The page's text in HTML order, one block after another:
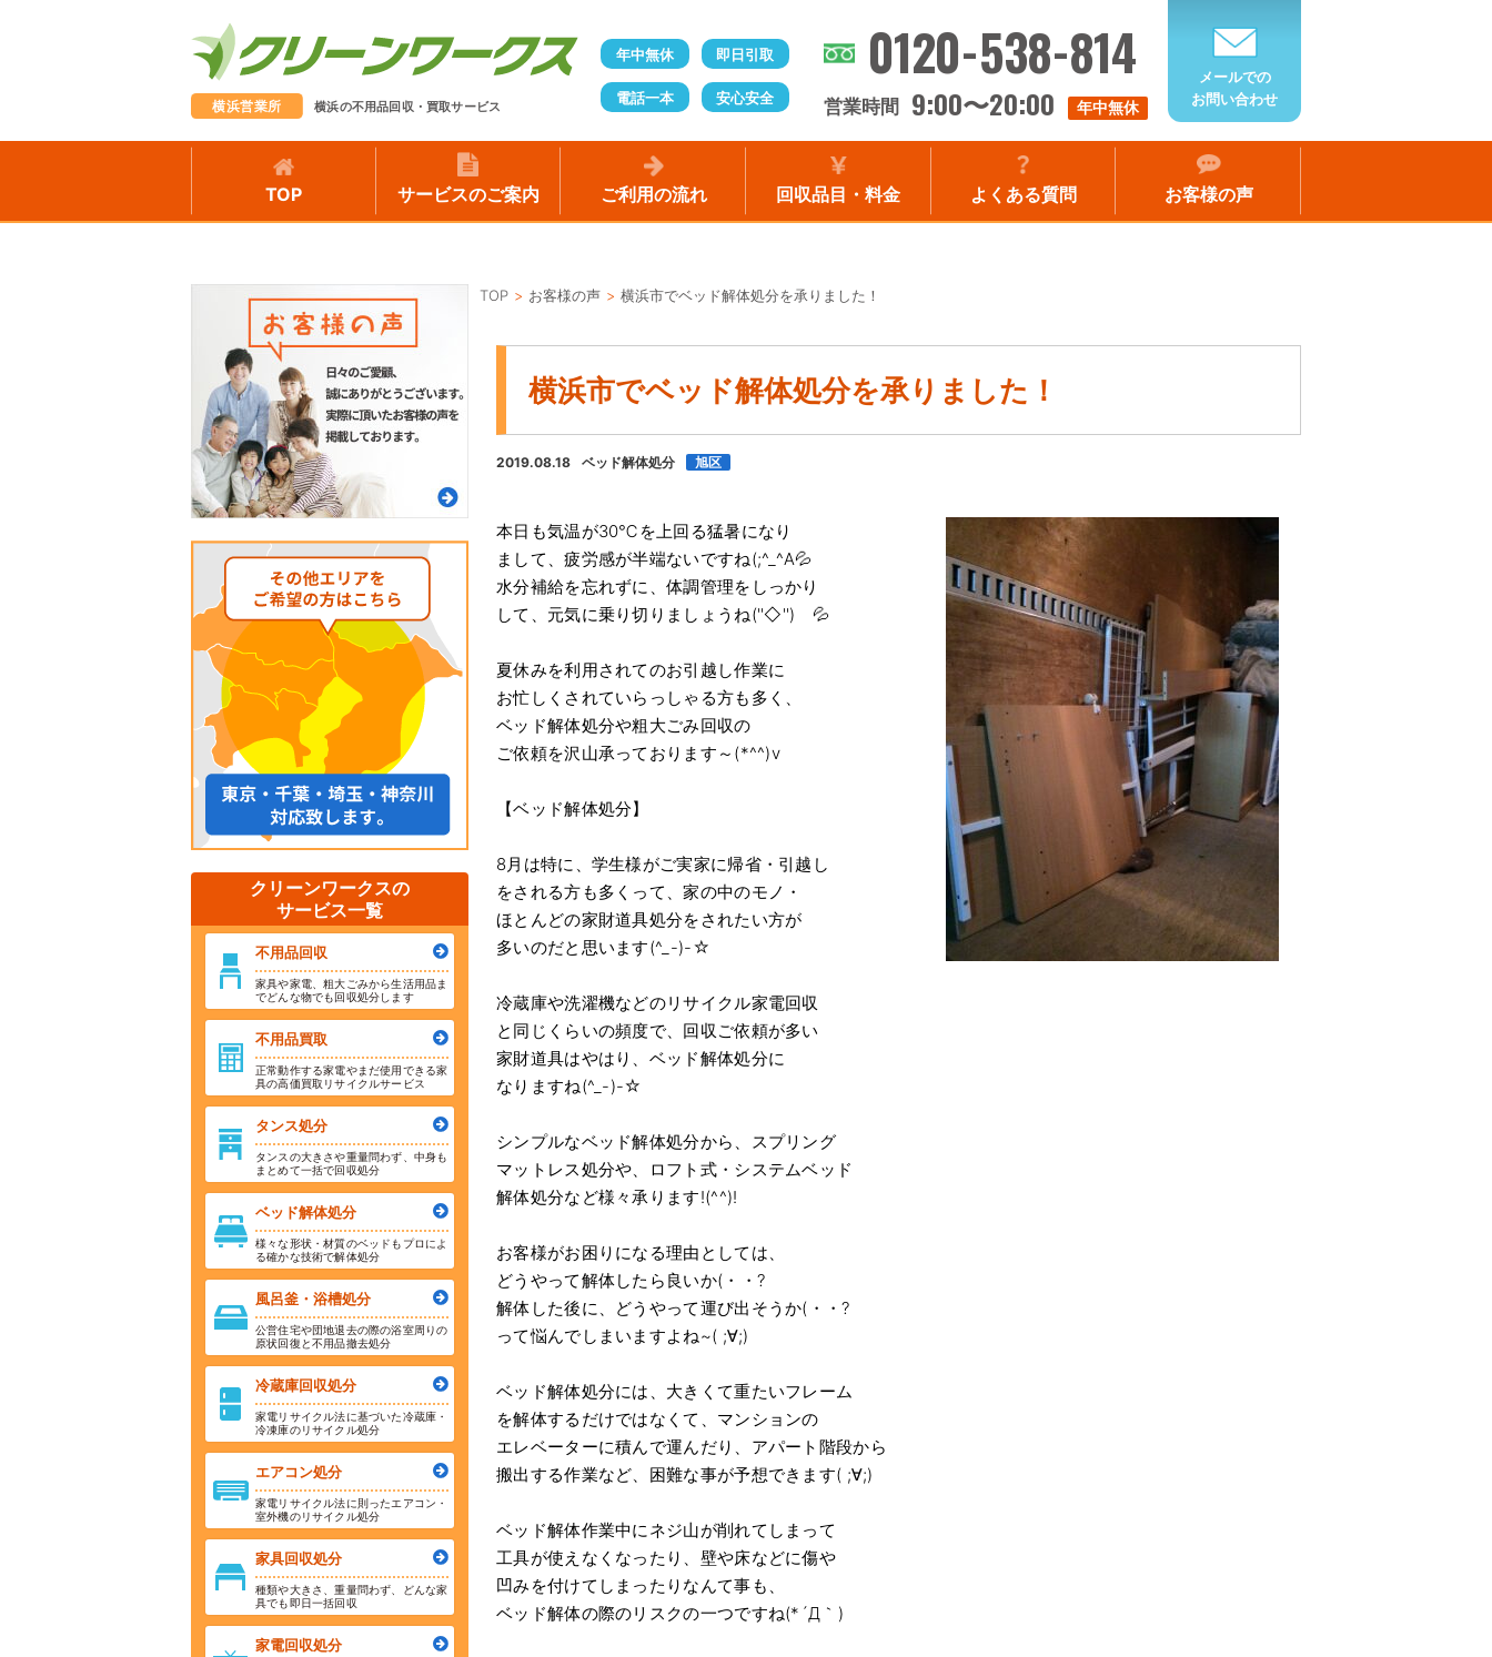
横浜営業所 横浜の不用品回収・買取サービス
年中無休 即日引取
電話一本 安心安全
0120-538-814
営業時間 9:00〜20:00 年中無休
メールでの
お問い合わせ
TOP サービスのご案内 ご利用の流れ 回収品目・料金 よくある質問 お客様の声
TOP お客様の声 横浜市でベッド解体処分を承りました！
横浜市でベッド解体処分を承りました！
2019.08.18 ベッド解体処分 旭区
本日も気温が30℃を上回る猛暑になり
まして、疲労感が半端ないですね(;^_^A💦
水分補給を忘れずに、体調管理をしっかり
して、元気に乗り切りましょうね(''◇'')ゞ💦
夏休みを利用されてのお引越し作業に
お忙しくされていらっしゃる方も多く、
ベッド解体処分や粗大ごみ回収の
ご依頼を沢山承っております～(*^^)v
【ベッド解体処分】
8月は特に、学生様がご実家に帰省・引越し
をされる方も多くって、家の中のモノ・
ほとんどの家財道具処分をされたい方が
多いのだと思います(^_-)-☆
冷蔵庫や洗濯機などのリサイクル家電回収
と同じくらいの頻度で、回収ご依頼が多い
家財道具はやはり、ベッド解体処分に
なりますね(^_-)-☆
シンプルなベッド解体処分から、スプリング
マットレス処分や、ロフト式・システムベッド
解体処分など様々承ります!(^^)!
お客様がお困りになる理由としては、
どうやって解体したら良いか(・・?
解体した後に、どうやって運び出そうか(・・?
って悩んでしまいますよね~( ;∀;)
ベッド解体処分には、大きくて重たいフレーム
を解体するだけではなくて、マンションの
エレベーターに積んで運んだり、アパート階段から
搬出する作業など、困難な事が予想できます( ;∀;)
ベッド解体作業中にネジ山が削れてしまって
工具が使えなくなったり、壁や床などに傷や
凹みを付けてしまったりなんて事も、
ベッド解体の際のリスクの一つですね(*´Д｀)
クリーンワークスの
サービス一覧
不用品回収
家具や家電、粗大ごみから生活用品ま
でどんな物でも回収処分します
不用品買取
正常動作する家電やまだ使用できる家
具の高価買取リサイクルサービス
タンス処分
タンスの大きさや重量問わず、中身も
まとめて一括で回収処分
ベッド解体処分
様々な形状・材質のベッドもプロによ
る確かな技術で解体処分
風呂釜・浴槽処分
公営住宅や団地退去の際の浴室周りの
原状回復と不用品撤去処分
冷蔵庫回収処分
家電リサイクル法に基づいた冷蔵庫・
冷凍庫のリサイクル処分
エアコン処分
家電リサイクル法に則ったエアコン・
室外機のリサイクル処分
家具回収処分
種類や大きさ、重量問わず、どんな家
具でも即日一括回収
家電回収処分